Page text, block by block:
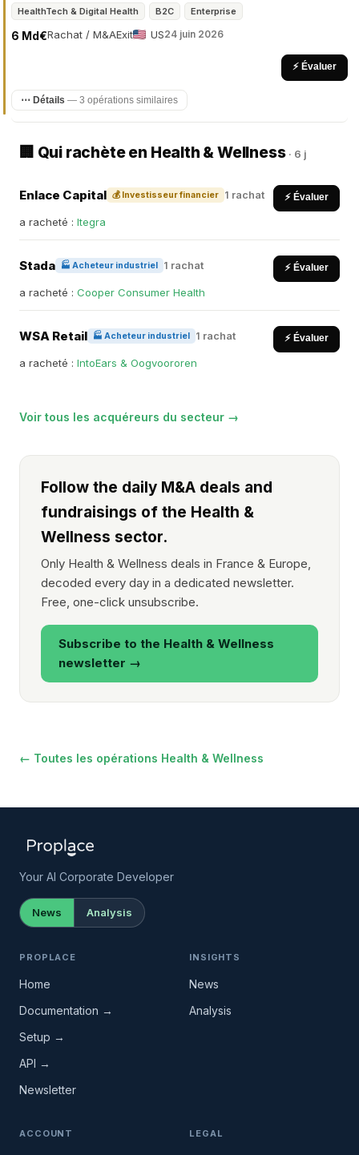
HealthTech & Digital Health B2C Enterprise
Rachat / M&A
6 Md€ Exit US24 juin 2026
⚡ Évaluer
⋯ Détails — 3 opérations similaires
🏢 Qui rachète en Health & Wellness · 6 j
Enlace Capital 💰 Investisseur financier 1 rachat ⚡ Évaluer
a racheté : Itegra
Stada 🏭 Acheteur industriel 1 rachat ⚡ Évaluer
a racheté : Cooper Consumer Health
WSA Retail 🏭 Acheteur industriel 1 rachat ⚡ Évaluer
a racheté : IntoEars & Oogvoororen
Voir tous les acquéreurs du secteur →
Follow the daily M&A deals and
fundraisings of the Health &
Wellness sector.
Only Health & Wellness deals in France & Europe,
decoded every day in a dedicated newsletter.
Free, one-click unsubscribe.
Subscribe to the Health & Wellness
newsletter →
← Toutes les opérations Health & Wellness
Your AI Corporate Developer
News Analysis
PROPLACE
Home
Documentation →
Setup →
API →
Newsletter
INSIGHTS
News
Analysis
ACCOUNT LEGAL